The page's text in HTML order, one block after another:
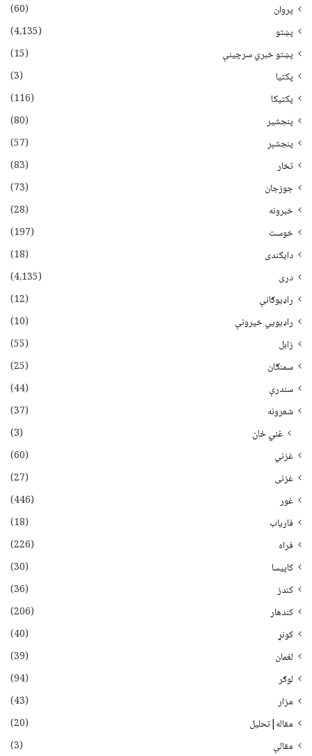
پروان
(60)
پښتو
(4،135)
پښتو خبري سرچينې
(15)
پکتيا
(3)
پکتیکا
(116)
پنجشیر
(80)
پنجشېر
(57)
تخار
(83)
جوزجان
(73)
خبرونه
(28)
خوست
(197)
دایکندی
(18)
دری
(4،135)
راډیوګانې
(12)
راډیويي خپرونې
(10)
زابل
(55)
سمنګان
(25)
سندرې
(44)
شعرونه
(37)
غني خان
(3)
غزني
(60)
غزنی
(27)
غور
(446)
فاریاب
(18)
فراه
(226)
کاپیسا
(30)
کندز
(36)
کندهار
(206)
کونړ
(40)
لغمان
(39)
لوګر
(94)
مزار
(43)
مقاله|تحلیل
(20)
مقالې
(3)